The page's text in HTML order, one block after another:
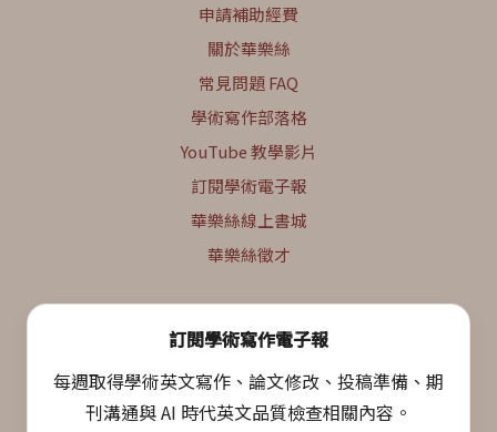
申請補助經費
關於華樂絲
常見問題 FAQ
學術寫作部落格
YouTube 教學影片
訂閱學術電子報
華樂絲線上書城
華樂絲徵才
訂閱學術寫作電子報
每週取得學術英文寫作、論文修改、投稿準備、期
刊溝通與 AI 時代英文品質檢查相關內容。